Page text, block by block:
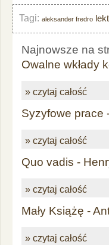
Tagi: aleksander fredro
Najnowsze na
Owalne wkłady
» czytaj całość
Syzyfowe prace
» czytaj całość
Quo vadis -
» czytaj całość
Mały Książę -
» czytaj całość